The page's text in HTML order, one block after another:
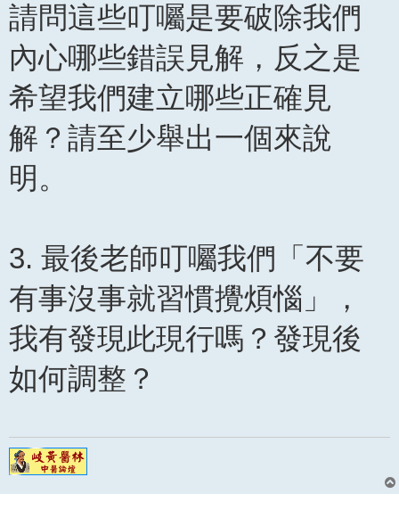
請問這些叮囑是要破除我們
內心哪些錯誤見解，反之是
希望我們建立哪些正確見
解？請至少舉出一個來說
明。
3. 最後老師叮囑我們「不要
有事沒事就習慣攪煩惱」，
我有發現此現行嗎？發現後
如何調整？